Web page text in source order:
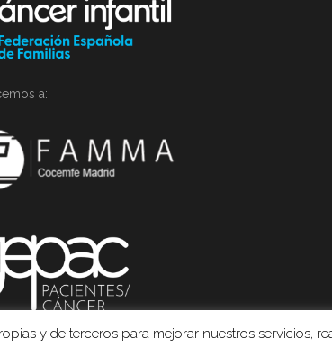
a:
y de terceros para mejorar nuestros servicios,